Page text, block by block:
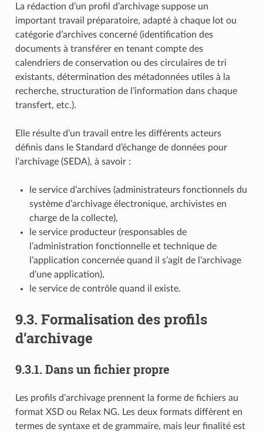
La rédaction d’un profil d’archivage suppose un
important travail préparatoire, adapté à chaque lot ou
catégorie d’archives concerné (identification des
documents à transférer en tenant compte des
calendriers de conservation ou des circulaires de tri
existants, détermination des métadonnées utiles à la
recherche, structuration de l’information dans chaque
transfert, etc.).
Elle résulte d’un travail entre les différents acteurs
définis dans le Standard d’échange de données pour
l’archivage (SEDA), à savoir :
le service d’archives (administrateurs fonctionnels du
système d’archivage électronique, archivistes en
charge de la collecte),
le service producteur (responsables de
l’administration fonctionnelle et technique de
l’application concernée quand il s’agit de l’archivage
d’une application),
le service de contrôle quand il existe.
9.3. Formalisation des profils
d’archivage
9.3.1. Dans un fichier propre
Les profils d’archivage prennent la forme de fichiers au
format XSD ou Relax NG. Les deux formats diffèrent en
termes de syntaxe et de grammaire, mais leur finalité est